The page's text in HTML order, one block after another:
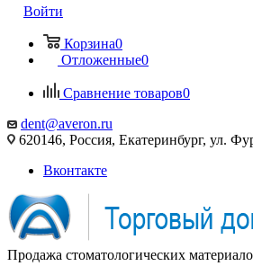
Войти
Корзина0
Отложенные0
Сравнение товаров0
dent@averon.ru
620146, Россия, Екатеринбург, ул.
Вконтакте
Продажа стоматологических